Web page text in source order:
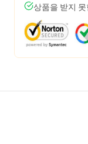
상품을 받지